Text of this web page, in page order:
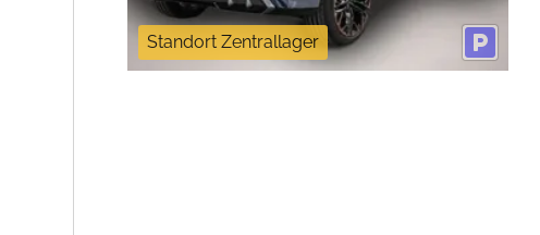
Standort Zentrallager